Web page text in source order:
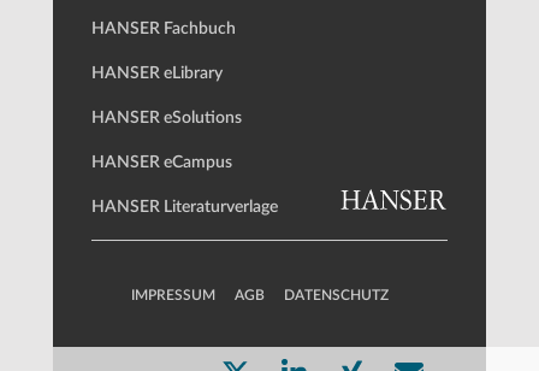
HANSER Fachbuch
HANSER eLibrary
HANSER eSolutions
HANSER eCampus
HANSER Literaturverlage
IMPRESSUM AGB DATENSCHUTZ